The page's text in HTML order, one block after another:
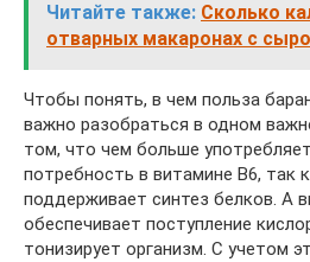
Читайте также: Сколько
отварных макаронах с
Чтобы понять, в чем польза
важно разобраться в одном
том, что чем больше
потребность в витамине В6, так
поддерживает синтез белков. А
обеспечивает поступление
тонизирует организм. С учетом